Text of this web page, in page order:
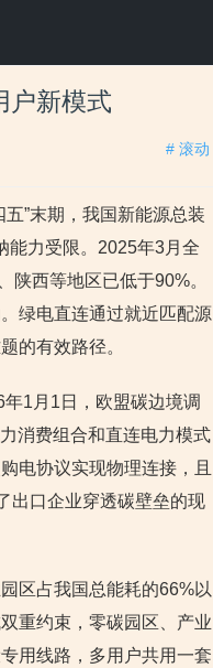
户新模式
# 滚动
”末期，我国新能源总装
能力受限。2025年3月全
陕西等地区已低于90%。
绿电直连通过就近匹配源
的有效路径。
1月1日，欧盟碳边境调
消费组合和直连电力模式
电协议实现物理连接，且
出口企业穿透碳壁垒的现
区占我国总能耗的66%以
重约束，零碳园区、产业
用线路，多用户共用一套